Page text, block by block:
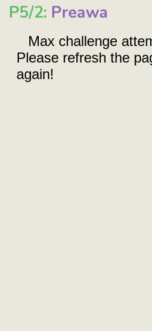
P5/2: Preawa